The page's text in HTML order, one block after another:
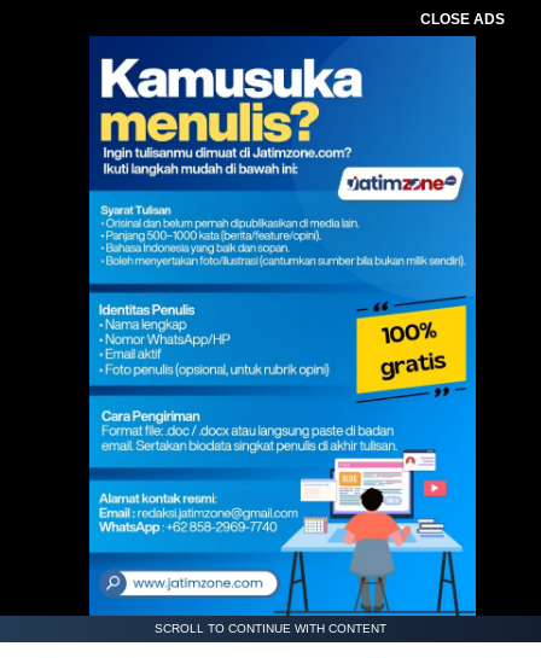
CLOSE ADS
SCROLL TO CONTINUE WITH CONTENT